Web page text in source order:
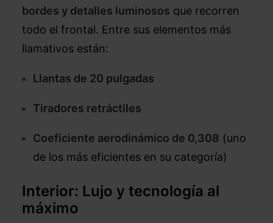
bordes y detalles luminosos que recorren
todo el frontal. Entre sus elementos más
llamativos están:
Llantas de 20 pulgadas
Tiradores retráctiles
Coeficiente aerodinámico de 0,308 (uno
de los más eficientes en su categoría)
Interior: Lujo y tecnología al
máximo